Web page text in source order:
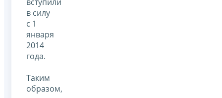
в силу
с 1
января
2014
года.
Таким
образом,